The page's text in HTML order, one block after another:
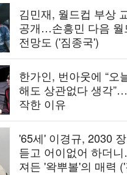
김민재, 월드컵 부상
공개…손흥민 다음 월
전망도 ('짐종국')
한가인, 번아웃에 “오
해도 상관없다 생각
작한 이유
'65세' 이경규, 2030
듣고 어이없어 하더
져든 '왁뿌볼'의 매력